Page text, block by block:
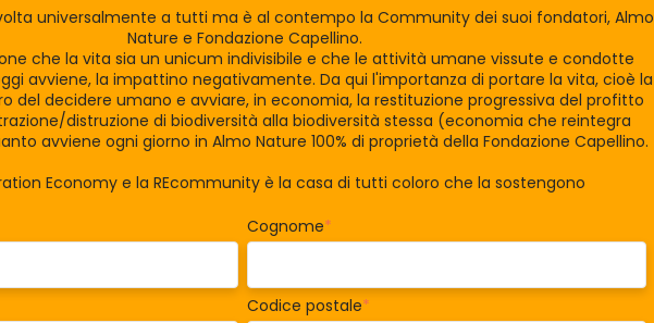
universalmente a tutti ma è al contempo la Community dei suoi fondatori, Almo
Nature e Fondazione Capellino.
che la vita sia un unicum indivisibile e che le attività umane vissute e condotte
avviene, la impattino negativamente. Da qui l'importanza di portare la vita, cioè la
del decidere umano e avviare, in economia, la restituzione progressiva del profitto
distruzione di biodiversità alla biodiversità stessa (economia che reintegra
avviene ogni giorno in Almo Nature 100% di proprietà della Fondazione Capellino.
Economy e la REcommunity è la casa di tutti coloro che la sostengono
Cognome*
Codice postale*